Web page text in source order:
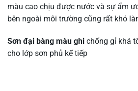
màu cao chịu được nước và sự ẩm
bên ngoài môi trường cũng rất khó
Sơn đại bàng màu ghi chống gỉ khá
cho lớp sơn phủ kế tiếp